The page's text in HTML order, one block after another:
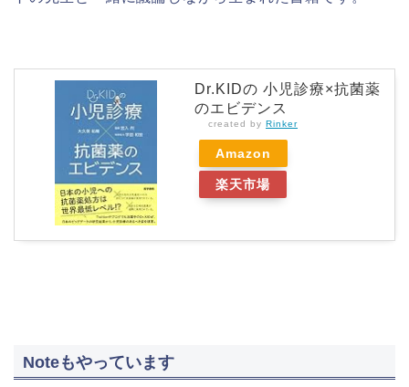
Dr.KIDの 小児診療×抗菌薬
のエビデンス
created by Rinker
Amazon
楽天市場
Noteもやっています